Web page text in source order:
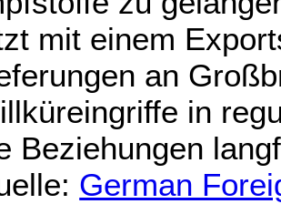
mit einem
an
in
Beziehungen
German